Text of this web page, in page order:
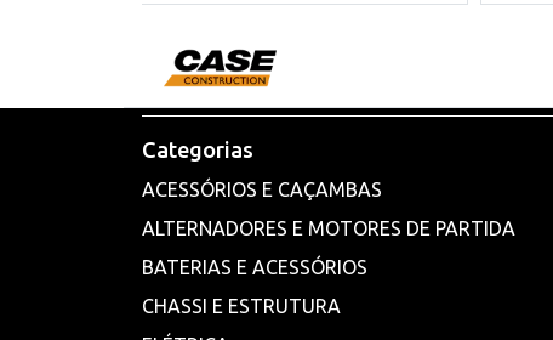
Categorias
ACESSÓRIOS E CAÇAMBAS
ALTERNADORES E MOTORES DE PARTIDA
BATERIAS E ACESSÓRIOS
CHASSI E ESTRUTURA